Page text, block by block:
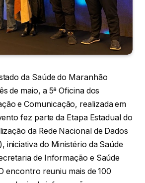
da Saúde do Maranhão
de maio, a 5ª Oficina dos
e Comunicação, realizada em
fez parte da Etapa Estadual do
da Rede Nacional de Dados
iniciativa do Ministério da Saúde
de Informação e Saúde
encontro reuniu mais de 100